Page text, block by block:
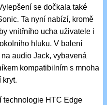
se dočkala také
Ta nyní nabízí, kromě
vnitřního ucha uživatele i
hluku. V balení
audio Jack, vybavená
kompatibilním s mnoha
kryt.
technologie HTC Edge